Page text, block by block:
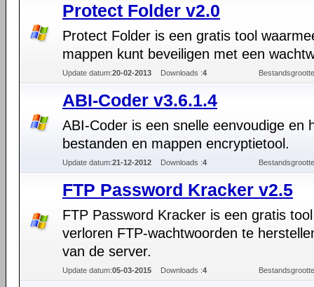
Protect Folder v2.0
Protect Folder is een gratis tool
mappen kunt beveiligen met een
Update datum:20-02-2013 Downloads :4
ABI-Coder v3.6.1.4
ABI-Coder is een snelle eenvoudige en
bestanden en mappen encryptietool.
Update datum:21-12-2012 Downloads :4
FTP Password Kracker v2.5
FTP Password Kracker is een gratis
verloren FTP-wachtwoorden te
van de server.
Update datum:05-03-2015 Downloads :4